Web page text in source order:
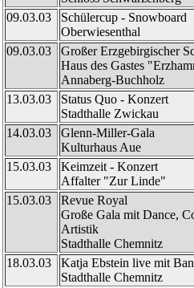
09.03.03
Schülercup - Snowboard
Oberwiesenthal
09.03.03
Großer Erzgebirgischer
Haus des Gastes
Annaberg-Buchholz
13.03.03
Status Quo - Konzert
Stadthalle Zwickau
14.03.03
Glenn-Miller-Gala
Kulturhaus Aue
15.03.03
Keimzeit - Konzert
Affalter "Zur Linde"
15.03.03
Revue Royal
Große Gala mit Dance,
Artistik
Stadthalle Chemnitz
18.03.03
Katja Ebstein live mit
Stadthalle Chemnitz